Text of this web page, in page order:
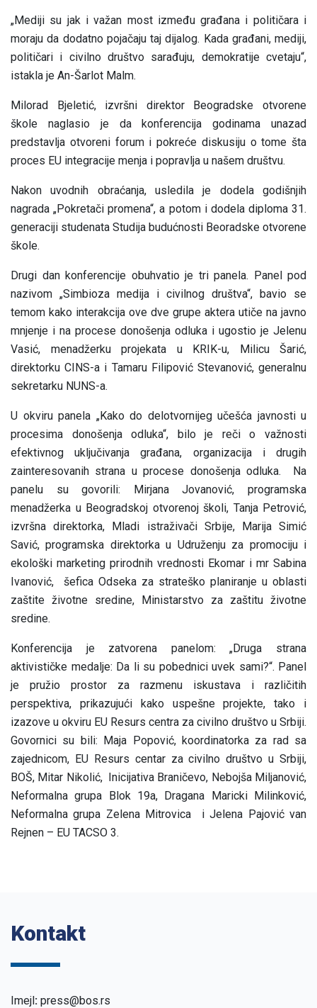
„Mediji su jak i važan most između građana i političara i
moraju da dodatno pojačaju taj dijalog. Kada građani, mediji,
političari i civilno društvo sarađuju, demokratije cvetaju“,
istakla je An-Šarlot Malm.
Milorad Bjeletić, izvršni direktor Beogradske otvorene
škole naglasio je da konferencija godinama unazad
predstavlja otvoreni forum i pokreće diskusiju o tome šta
proces EU integracije menja i popravlja u našem društvu.
Nakon uvodnih obraćanja, usledila je dodela godišnjih
nagrada „Pokretači promena“, a potom i dodela diploma 31.
generaciji studenata Studija budućnosti Beoradske otvorene
škole.
Drugi dan konferencije obuhvatio je tri panela. Panel pod
nazivom „Simbioza medija i civilnog društva“, bavio se
temom kako interakcija ove dve grupe aktera utiče na javno
mnjenje i na procese donošenja odluka i ugostio je Jelenu
Vasić, menadžerku projekata u KRIK-u, Milicu Šarić,
direktorku CINS-a i Tamaru Filipović Stevanović, generalnu
sekretarku NUNS-a.
U okviru panela „Kako do delotvornijeg učešća javnosti u
procesima donošenja odluka“, bilo je reči o važnosti
efektivnog uključivanja građana, organizacija i drugih
zainteresovanih strana u procese donošenja odluka. Na
panelu su govorili: Mirjana Jovanović, programska
menadžerka u Beogradskoj otvorenoj školi, Tanja Petrović,
izvršna direktorka, Mladi istraživači Srbije, Marija Simić
Savić, programska direktorka u Udruženju za promociju i
ekološki marketing prirodnih vrednosti Ekomar i mr Sabina
Ivanović, šefica Odseka za strateško planiranje u oblasti
zaštite životne sredine, Ministarstvo za zaštitu životne
sredine.
Konferencija je zatvorena panelom:„Druga strana
aktivističke medalje: Da li su pobednici uvek sami?“. Panel
je pružio prostor za razmenu iskustava i različitih
perspektiva, prikazujući kako uspešne projekte, tako i
izazove u okviru EU Resurs centra za civilno društvo u Srbiji.
Govornici su bili: Maja Popović, koordinatorka za rad sa
zajednicom, EU Resurs centar za civilno društvo u Srbiji,
BOŠ, Mitar Nikolić, Inicijativa Braničevo, Nebojša Miljanović,
Neformalna grupa Blok 19a, Dragana Maricki Milinković,
Neformalna grupa Zelena Mitrovica i Jelena Pajović van
Rejnen – EU TACSO 3.
Kontakt
Imejl: press@bos.rs